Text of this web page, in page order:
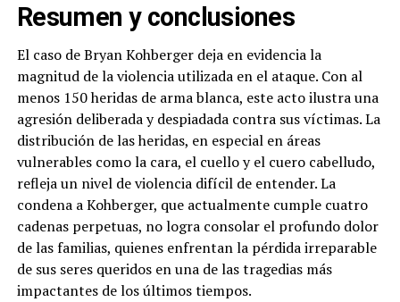
Resumen y conclusiones
El caso de Bryan Kohberger deja en evidencia la
magnitud de la violencia utilizada en el ataque. Con al
menos 150 heridas de arma blanca, este acto ilustra una
agresión deliberada y despiadada contra sus víctimas. La
distribución de las heridas, en especial en áreas
vulnerables como la cara, el cuello y el cuero cabelludo,
refleja un nivel de violencia difícil de entender. La
condena a Kohberger, que actualmente cumple cuatro
cadenas perpetuas, no logra consolar el profundo dolor
de las familias, quienes enfrentan la pérdida irreparable
de sus seres queridos en una de las tragedias más
impactantes de los últimos tiempos.